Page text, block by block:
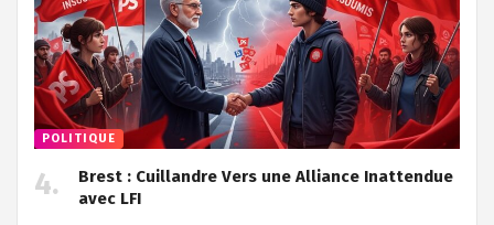
POLITIQUE
Brest : Cuillandre Vers une Alliance Inattendue
avec LFI